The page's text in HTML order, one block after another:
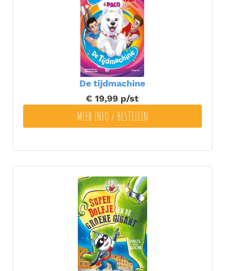
De tijdmachine
€ 19,99 p/st
MEER INFO / BESTELLEN